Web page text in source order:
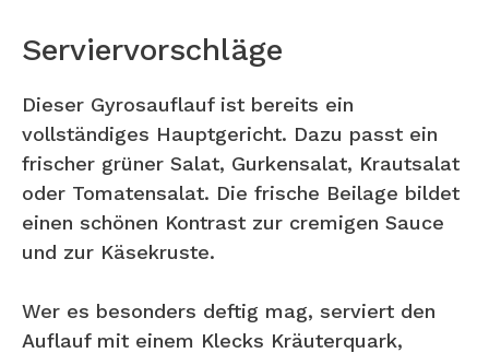
Serviervorschläge
Dieser Gyrosauflauf ist bereits ein
vollständiges Hauptgericht. Dazu passt ein
frischer grüner Salat, Gurkensalat, Krautsalat
oder Tomatensalat. Die frische Beilage bildet
einen schönen Kontrast zur cremigen Sauce
und zur Käsekruste.
Wer es besonders deftig mag, serviert den
Auflauf mit einem Klecks Kräuterquark,